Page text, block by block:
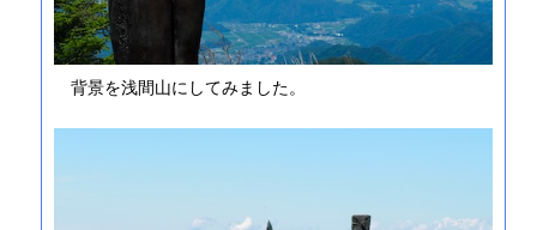
背景を浅間山にしてみました。